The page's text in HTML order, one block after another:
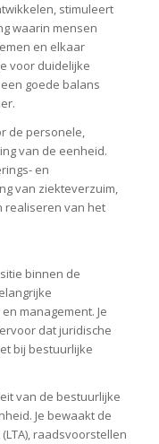
stimuleert
waarin mensen
en elkaar
voor duidelijke
goede balans
de personele,
van de eenheid.
en
van ziekteverzuim,
realiseren van het
binnen de
management. Je
dat juridische
bij bestuurlijke
van de bestuurlijke
Je bewaakt de
raadsvoorstellen